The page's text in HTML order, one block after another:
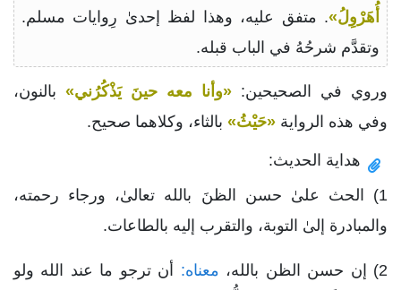
أُهَرْوِلُ». متفق عليه، وهذا لفظ إحدىٰ رِوايات مسلم.
وتقدَّم شرحُهُ في الباب قبله.
وروي في الصحيحين: «وأنا معه حينَ يَذْكُرُني» بالنون،
وفي هذه الرواية «حَيْثُ» بالثاء، وكلاهما صحيح.
هداية الحديث:
1) الحث علىٰ حسن الظنَ بالله تعالىٰ، ورجاء رحمته،
والمبادرة إلىٰ التوبة، والتقرب إليه بالطاعات.
2) إن حسن الظن بالله، معناه: أن ترجو ما عند الله ولو